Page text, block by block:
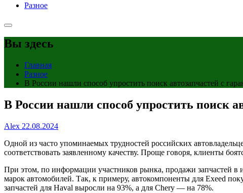
Разное
Вы здесь
Главная
Разное
В России нашли способ упростить поиск автозапчастей с
В России нашли способ упростить поиск
Alex 22.08.2024
Одной из часто упоминаемых трудностей российских
соответствовать заявленному качеству. Проще говоря, клиенты
При этом, по информации участников рынка, продажи запчастей в
марок автомобилей. Так, к примеру, автокомпоненты для Exeed
запчастей для Haval выросли на 93%, а для Chery — на 78%.